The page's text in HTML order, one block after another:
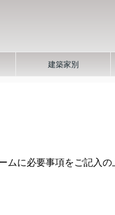
建築家別
ムに必要事項をご記入の